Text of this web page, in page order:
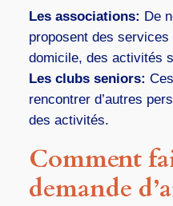
Les associations: De
proposent des services
domicile, des activités
Les clubs seniors:
rencontrer d’autres
des activités.
Comment
demande